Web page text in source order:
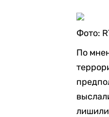
Фото:
По
лишили